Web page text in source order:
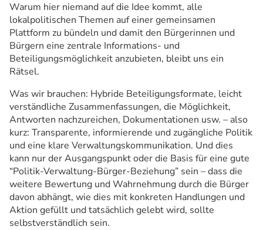
Warum hier niemand auf die Idee kommt, alle
lokalpolitischen Themen auf einer gemeinsamen
Plattform zu bündeln und damit den Bürgerinnen und
Bürgern eine zentrale Informations- und
Beteiligungsmöglichkeit anzubieten, bleibt uns ein
Rätsel.
Was wir brauchen: Hybride Beteiligungsformate, leicht
verständliche Zusammenfassungen, die Möglichkeit,
Antworten nachzureichen, Dokumentationen usw. – also
kurz: Transparente, informierende und zugängliche Politik
und eine klare Verwaltungskommunikation. Und dies
kann nur der Ausgangspunkt oder die Basis für eine gute
“Politik-Verwaltung-Bürger-Beziehung” sein – dass die
weitere Bewertung und Wahrnehmung durch die Bürger
davon abhängt, wie dies mit konkreten Handlungen und
Aktion gefüllt und tatsächlich gelebt wird, sollte
selbstverständlich sein.